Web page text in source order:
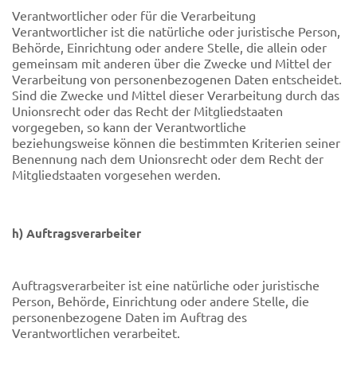
Verantwortlicher oder für die Verarbeitung
Verantwortlicher ist die natürliche oder juristische Person,
Behörde, Einrichtung oder andere Stelle, die allein oder
gemeinsam mit anderen über die Zwecke und Mittel der
Verarbeitung von personenbezogenen Daten entscheidet.
Sind die Zwecke und Mittel dieser Verarbeitung durch das
Unionsrecht oder das Recht der Mitgliedstaaten
vorgegeben, so kann der Verantwortliche
beziehungsweise können die bestimmten Kriterien seiner
Benennung nach dem Unionsrecht oder dem Recht der
Mitgliedstaaten vorgesehen werden.
h) Auftragsverarbeiter
Auftragsverarbeiter ist eine natürliche oder juristische
Person, Behörde, Einrichtung oder andere Stelle, die
personenbezogene Daten im Auftrag des
Verantwortlichen verarbeitet.